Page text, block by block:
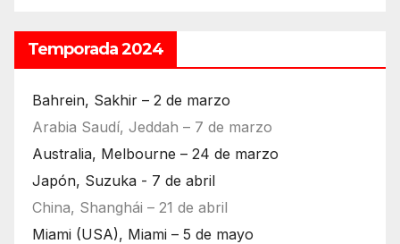
Temporada 2024
Bahrein, Sakhir – 2 de marzo
Arabia Saudí, Jeddah – 7 de marzo
Australia, Melbourne – 24 de marzo
Japón, Suzuka - 7 de abril
China, Shanghái – 21 de abril
Miami (USA), Miami – 5 de mayo